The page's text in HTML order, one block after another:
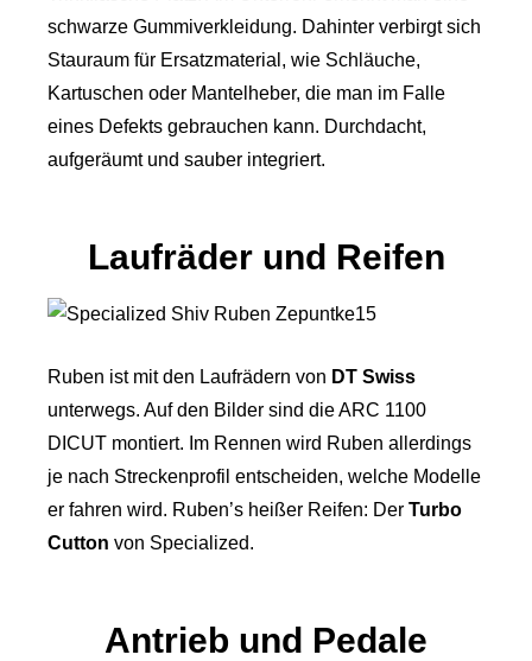
schwarze Gummiverkleidung. Dahinter verbirgt sich
Stauraum für Ersatzmaterial, wie Schläuche,
Kartuschen oder Mantelheber, die man im Falle
eines Defekts gebrauchen kann. Durchdacht,
aufgeräumt und sauber integriert.
Laufräder und Reifen
Ruben ist mit den Laufrädern von DT Swiss
unterwegs. Auf den Bilder sind die ARC 1100
DICUT montiert. Im Rennen wird Ruben allerdings
je nach Streckenprofil entscheiden, welche Modelle
er fahren wird. Ruben’s heißer Reifen: Der Turbo
Cutton von Specialized.
Antrieb und Pedale